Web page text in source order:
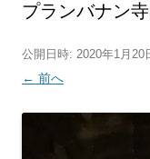
プランバナン
公開日時: 2020年1月20
← 前へ